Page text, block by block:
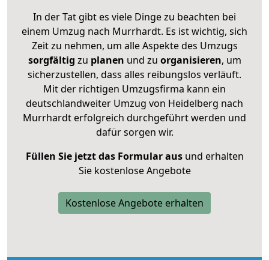
In der Tat gibt es viele Dinge zu beachten bei
einem Umzug nach Murrhardt. Es ist wichtig, sich
Zeit zu nehmen, um alle Aspekte des Umzugs
sorgfältig zu planen und zu organisieren, um
sicherzustellen, dass alles reibungslos verläuft.
Mit der richtigen Umzugsfirma kann ein
deutschlandweiter Umzug von Heidelberg nach
Murrhardt erfolgreich durchgeführt werden und
dafür sorgen wir.
Füllen Sie jetzt das Formular ausund erhalten
Sie kostenlose Angebote
Kostenlose Angebote erhalten